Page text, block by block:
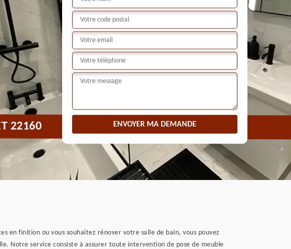
22160
en finition ou vous souhaitez rénover votre salle de bain, vous pouvez
Notre service consiste à assurer toute intervention de pose de meuble